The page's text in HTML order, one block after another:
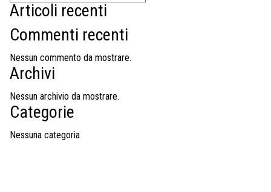
MOSTRE
EVENTI
PALAZZO DELLE MUSE
Articoli recenti
Commenti recenti
Nessun commento da mostrare.
Archivi
Nessun archivio da mostrare.
Categorie
Nessuna categoria